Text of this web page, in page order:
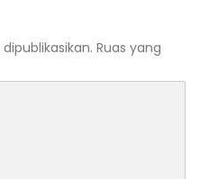
Ruas yang